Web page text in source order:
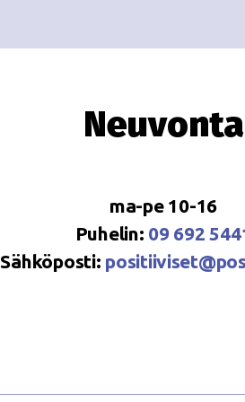
Neuvonta
ma-pe 10-16
Puhelin: 09 692
Sähköposti: